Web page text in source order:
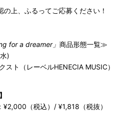
上、ふるってご応募ください！
for a dreamer」 商品形態一覧≫
)
スト（レーベルHENECIA MUSIC）
（税込）/ ¥1,818（税抜）